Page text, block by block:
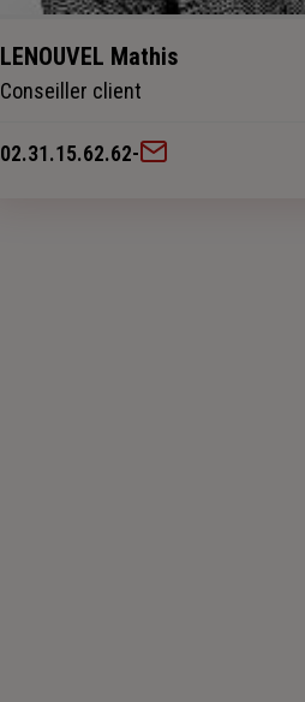
LENOUVEL Mathis
Conseiller client
02.31.15.62.62-